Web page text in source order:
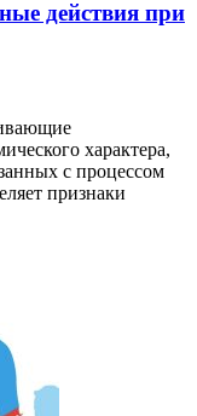
действия при
характера,
с процессом
признаки